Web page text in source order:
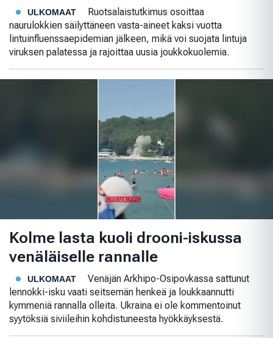
ULKOMAAT
Ruotsalaistutkimus osoittaa
naurulokkien säilyttäneen vasta-aineet kaksi vuotta
lintuinfluenssaepidemian jälkeen, mikä voi suojata lintuja
viruksen palatessa ja rajoittaa uusia joukkokuolemia.
Kolme lasta kuoli drooni-iskussa
venäläiselle rannalle
ULKOMAAT
Venäjän Arkhipo-Osipovkassa sattunut
lennokki-isku vaati seitsemän henkeä ja loukkaannutti
kymmeniä rannalla olleita. Ukraina ei ole kommentoinut
syytöksiä siviileihin kohdistuneesta hyökkäyksestä.